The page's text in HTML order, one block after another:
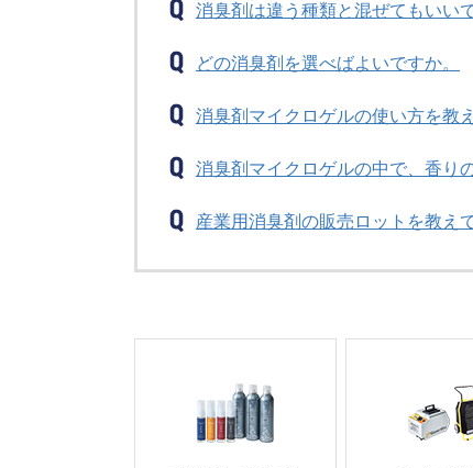
消臭剤は違う種類と混ぜてもいい
どの消臭剤を選べばよいですか。
消臭剤マイクロゲルの使い方を教
消臭剤マイクロゲルの中で、香り
産業用消臭剤の販売ロットを教え